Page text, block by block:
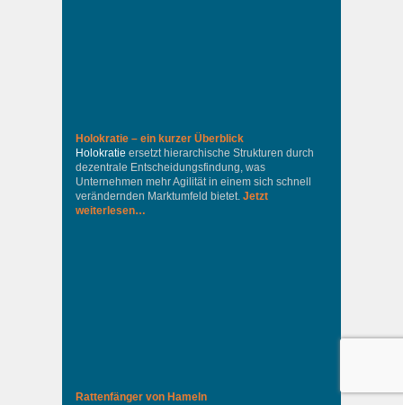
Holokratie – ein kurzer Überblick
Holokratie ersetzt hierarchische Strukturen durch
dezentrale Entscheidungsfindung, was
Unternehmen mehr Agilität in einem sich schnell
verändernden Marktumfeld bietet. Jetzt
weiterlesen…
Rattenfänger von Hameln